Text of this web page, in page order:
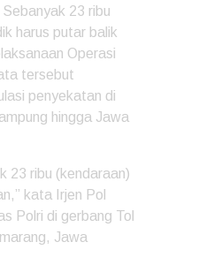
Sebanyak 23 ribu
harus putar balik
Operasi
tersebut
penyekatan di
hingga Jawa
23 ribu (kendaraan)
kata Irjen Pol
Polri di gerbang Tol
Jawa